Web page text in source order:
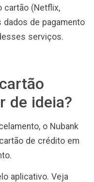
cartão (Netflix,
dados de pagamento
serviços.
de ideia?
o Nubank
de crédito em
aplicativo. Veja